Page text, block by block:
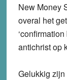
New Money
overal het
antichrist op
Gelukkig